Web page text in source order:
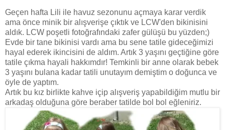
Geçen hafta Lili ile havuz sezonunu açmaya karar verdik
ama önce minik bir alışverişe çıktık ve LCW'den bikinisini
aldık. LCW poşetli fotoğrafındaki zafer gülüşü bu yüzden;)
Evde bir tane bikinisi vardı ama bu sene tatile gideceğimizi
hayal ederek ikincisini de aldım. Artık 3 yaşını geçtiğine göre
tatile çıkma hayali hakkımdır! Temkinli bir anne olarak bebek
3 yaşını bulana kadar tatili unutayım demiştim o doğunca ve
öyle de yaptım.
Artık bu kız birlikte kahve içip alışveriş yapabildiğim mutlu bir
arkadaş olduğuna göre beraber tatilde bol bol eğleniriz.